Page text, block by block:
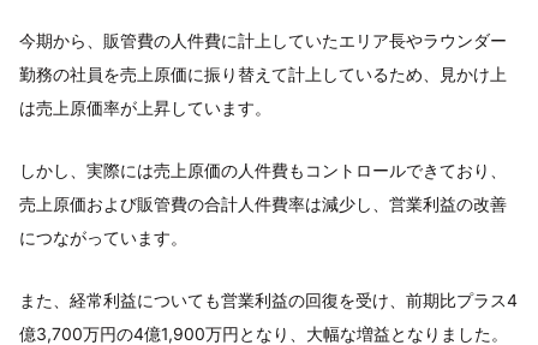
今期から、販管費の人件費に計上していたエリア長やラウンダー
勤務の社員を売上原価に振り替えて計上しているため、見かけ上
は売上原価率が上昇しています。
しかし、実際には売上原価の人件費もコントロールできており、
売上原価および販管費の合計人件費率は減少し、営業利益の改善
につながっています。
また、経常利益についても営業利益の回復を受け、前期比プラス4
億3,700万円の4億1,900万円となり、大幅な増益となりました。